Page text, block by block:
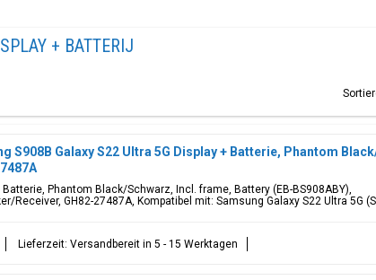
+ BATTERIJ
S908B Galaxy S22 Ultra 5G Display + Batterie, Phantom
Batterie, Phantom Black/Schwarz, Incl. frame, Battery (EB-BS908ABY),
Receiver, GH82-27487A, Kompatibel mit: Samsung Galaxy S22 Ultra 5G
Lieferzeit: Versandbereit in 5 - 15 Werktagen